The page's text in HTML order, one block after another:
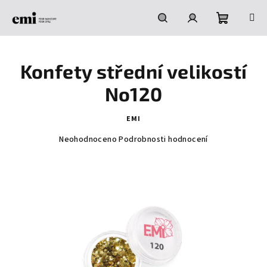
HledatPřihlášeníNákupní
košík
Konfety střední velikostí
No120
EMI
Průměrné
Neohodnoceno Podrobnosti hodnocení